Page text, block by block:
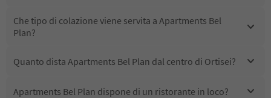
Che tipo di colazione viene servita a Apartments Bel
Plan?
Quanto dista Apartments Bel Plan dal centro di Ortisei?
Apartments Bel Plan dispone di un ristorante in loco?